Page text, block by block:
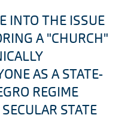
INTO THE ISSUE
A "CHURCH"
AS A STATE-
REGIME
STATE